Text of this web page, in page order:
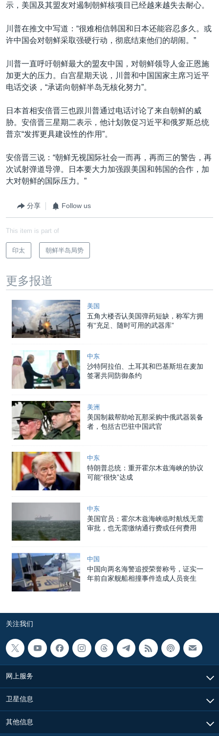
示，美国及其盟友对遏制朝鲜核项目已经越来越失去耐心。
川普在推文中写道：“很难相信韩国和日本还能容忍多久。或
许中国会对朝鲜采取强硬行动，彻底结束他们的胡闹。”
川普一直呼吁朝鲜最大的盟友中国，对朝鲜领导人金正恩施
加更大的压力。白宫星期天说，川普和中国国家主席习近平
电话交谈，“承诺向朝鲜半岛无核化努力”。
日本首相安倍晋三也跟川普通过电话讨论了来自朝鲜的威
胁。安倍晋三星期二表示，他计划敦促习近平和俄罗斯总统
普京“发挥更具建设性的作用”。
安倍晋三说：“朝鲜无视国际社会一而再，再而三的警告，再
次试射弹道导弹。日本要大力加强跟美国和韩国的合作，加
大对朝鲜的国际压力。”
分享 Follow us
This item is part of
印太 朝鲜半岛局势
更多报道
美国
五角大楼否认美国弹药短缺，称军方拥
有“充足、随时可用的武器库”
中东
沙特阿拉伯、土耳其和巴基斯坦在麦加
签署共同防御条约
美洲
美国制裁帮助哈瓦那采购中俄武器装备
者，包括古巴驻中国武官
中东
特朗普总统：重开霍尔木兹海峡的协议
可能“很快”达成
中东
美国官员：霍尔木兹海峡临时航线无需
审批，也无需缴纳通行费或任何费用
中国
中国向两名海警追授荣誉称号，证实一
年前自家舰船相撞事件造成人员丧生
关注我们
网上服务
卫星信息
其他信息